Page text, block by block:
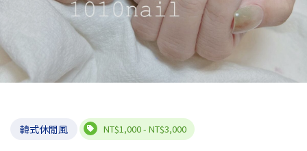
韓式休閒風 NT$1,000 - NT$3,000